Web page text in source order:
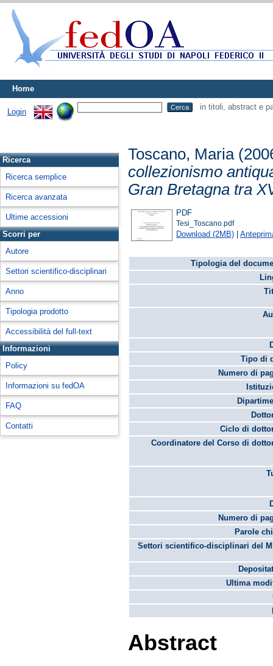
Home
Login
in titoli, abstract e
Ricerca
Ricerca semplice
Ricerca avanzata
Ultime accessioni
Scorri per
Autore
Settori scientifico-disciplinari
Anno
Tipologia prodotto
Accessibilità del full-text
Informazioni
Policy
Informazioni su fedOA
FAQ
Contatti
Toscano, Maria
collezionismo
Gran Bretagna tra
PDF
Tesi_Toscano.pdf
Download (2MB) |
Tipologia del
Tipo di
Numero di
Ciclo di
Coordinatore del Corso di
Numero di
Parole
Settori scientifico-disciplinari del
Ultima
Abstract